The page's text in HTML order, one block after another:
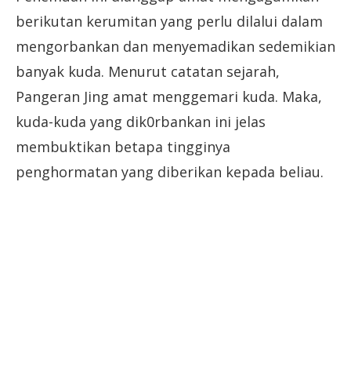
berikutan kerumitan yang perlu dilalui dalam
mengorbankan dan menyemadikan sedemikian
banyak kuda. Menurut catatan sejarah,
Pangeran Jing amat menggemari kuda. Maka,
kuda-kuda yang dik0rbankan ini jelas
membuktikan betapa tingginya
penghormatan yang diberikan kepada beliau.